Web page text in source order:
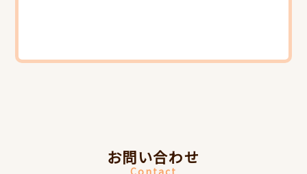
お問い合わせ
Contact